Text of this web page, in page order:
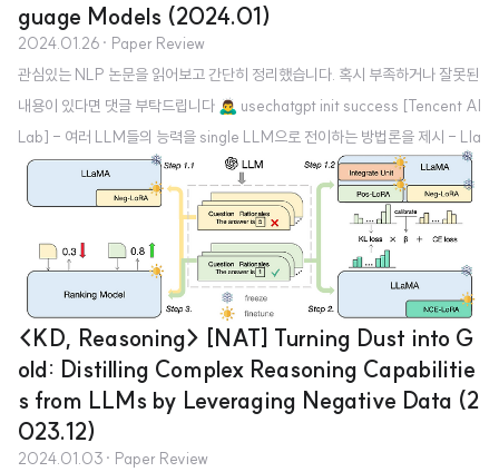
guage Models (2024.01)
2024.01.26 · Paper Review
관심있는 NLP 논문을 읽어보고 간단히 정리했습니다. 혹시 부족하거나 잘못된
내용이 있다면 댓글 부탁드립니다 🙇‍♂️ usechatgpt init success [Tencent AI
Lab] - 여러 LLM들의 능력을 single LLM으로 전이하는 방법론을 제시 - Lla
ma-2, MPT, OpenLLaMA, 세 모델을 사용 - source LLM들의 생성 확률
분포를 기반으로 fusion 1. Introduction LLaMA, GPT와 같은 모델을 직접
학습하는 것은 천문학적인 비용을 초래하며 환경 문제에까지 큰 영향을 준다는
것이 잘 알려져있습니다. 그래서 모델을 직접 학습하지 않고 기존 모델들의 지
식을 활용하는 방법론들이 다양하게 제시되고 있습니다. 본 논문에서는 knowl
edge fusion ..
<KD, Reasoning> [NAT] Turning Dust into G
old: Distilling Complex Reasoning Capabilitie
s from LLMs by Leveraging Negative Data (2
023.12)
2024.01.03 · Paper Review